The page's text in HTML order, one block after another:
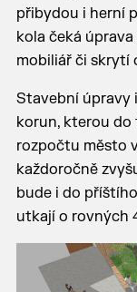
přibydou i herní
kola čeká
mobiliář či skrytí
Stavební úpravy
korun, kterou
rozpočtu město
každoročně
bude i do
utkají o rovných